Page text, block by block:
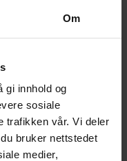
Om
gi innhold og
sosiale
trafikken vår. Vi deler
bruker nettstedet
medier,
Last ned
og
med
dem unike.